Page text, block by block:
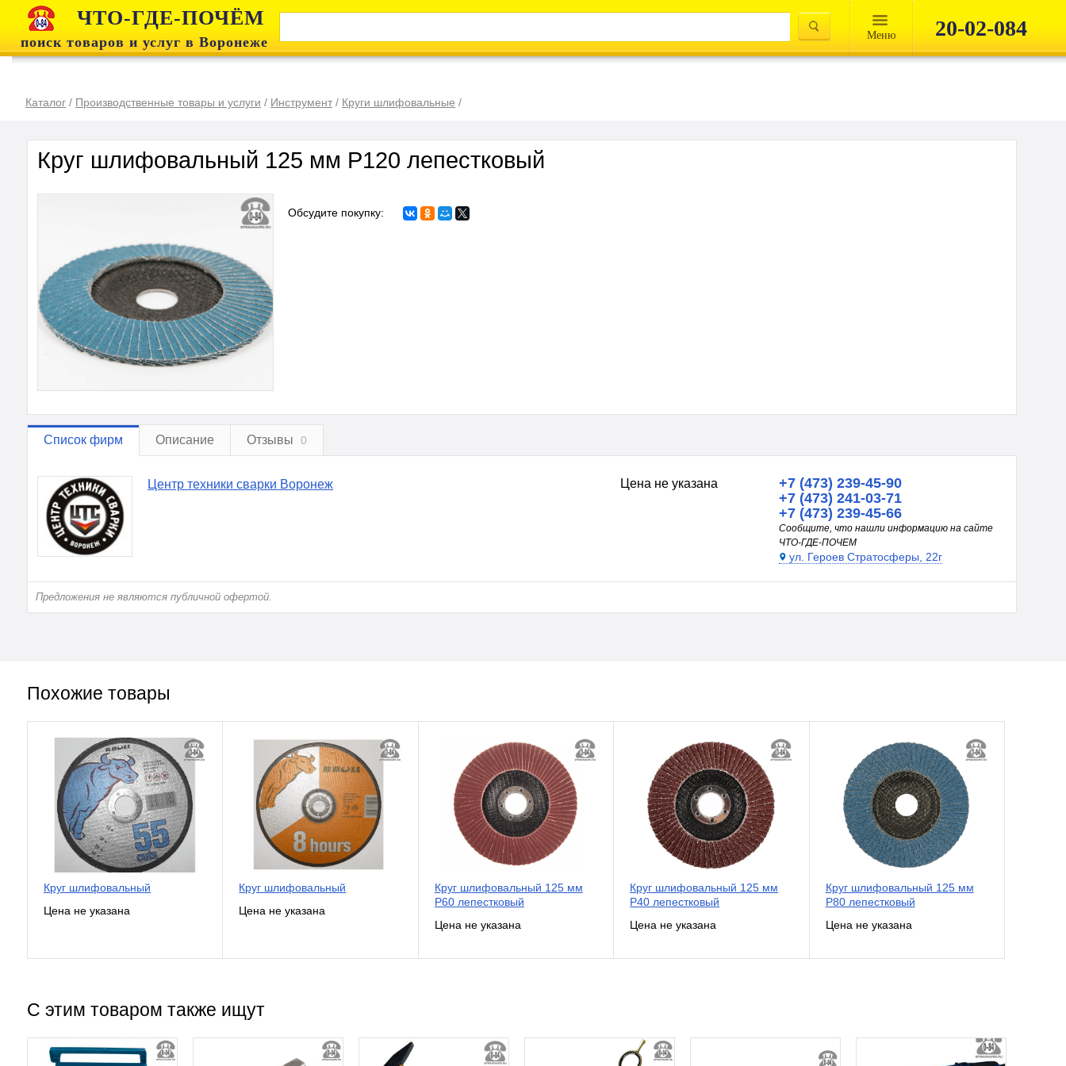
ЧТО-ГДЕ-ПОЧЁМ
поиск товаров и услуг в Воронеже Mеню 20-02-084
Каталог / Производственные товары и услуги / Инструмент / Круги шлифовальные /
Круг шлифовальный 125 мм Р120 лепестковый
Обсудите покупку:
Список фирм Описание Отзывы 0
Центр техники сварки Воронеж Цена не указана
+7 (473) 239-45-90
+7 (473) 241-03-71
+7 (473) 239-45-66
Сообщите, что нашли информацию на сайте
ЧТО-ГДЕ-ПОЧЕМ
ул. Героев Стратосферы, 22г
Предложения не являются публичной офертой.
Похожие товары
Круг шлифовальный Круг шлифовальный
Круг шлифовальный 125 мм
Р60 лепестковый
Круг шлифовальный 125 мм
Р40 лепестковый
Круг шлифовальный 125 мм
Р80 лепестковый
С этим товаром также ищут